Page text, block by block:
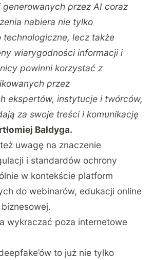
generowanych przez AI coraz
nabiera nie tylko
technologiczne, lecz także
wiarygodności informacji i
powinni korzystać z
przez
ekspertów, instytucje i twórców,
za swoje treści i komunikację
Bałdyga.
uwagę na znaczenie
i standardów ochrony
w kontekście platform
do webinarów, edukacji online
wykraczać poza internetowe
to już nie tylko